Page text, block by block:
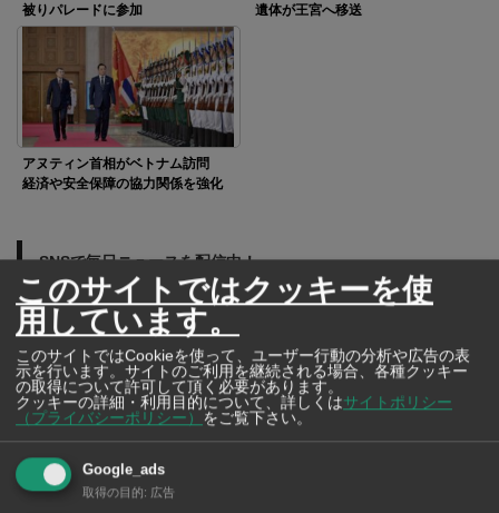
被りパレードに参加
遺体が王宮へ移送
アヌティン首相がベトナム訪問
経済や安全保障の協力関係を強化
SNSで毎日ニュースを配信中！
このサイトではクッキーを使
用しています。
このサイトではCookieを使って、ユーザー行動の分析や広告の表
示を行います。サイトのご利用を継続される場合、各種クッキー
の取得について許可して頂く必要があります。
クッキーの詳細・利用目的について、詳しくはサイトポリシー
（プライバシーポリシー）
をご覧下さい。
Google_ads
取得の目的: 広告